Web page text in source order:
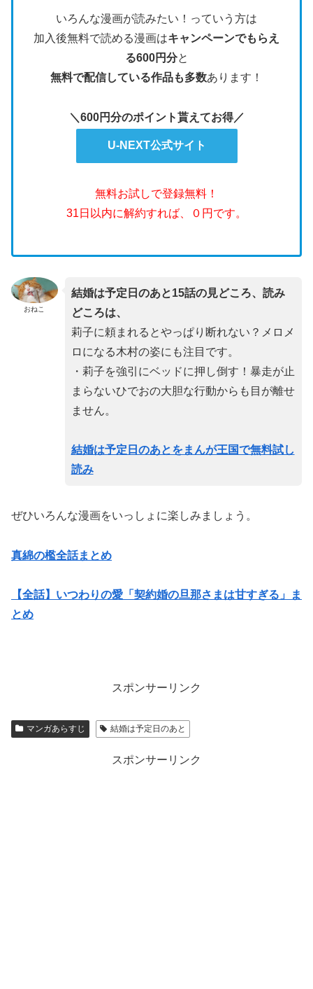
いろんな漫画が読みたい！っていう方は
加入後無料で読める漫画はキャンペーンでもらえ
る600円分と
無料で配信している作品も多数あります！
＼600円分のポイント貰えてお得／
U-NEXT公式サイト
無料お試しで登録無料！
31日以内に解約すれば、０円です。
おねこ
結婚は予定日のあと15話の見どころ、読み
どころは、
莉子に頼まれるとやっぱり断れない？メロメ
ロになる木村の姿にも注目です。
・莉子を強引にベッドに押し倒す！暴走が止
まらないひでおの大胆な行動からも目が離せ
ません。
結婚は予定日のあとをまんが王国で無料試し
読み
ぜひいろんな漫画をいっしょに楽しみましょう。
真綿の檻全話まとめ
【全話】いつわりの愛「契約婚の旦那さまは甘すぎる」ま
とめ
スポンサーリンク
マンガあらすじ 結婚は予定日のあと
スポンサーリンク